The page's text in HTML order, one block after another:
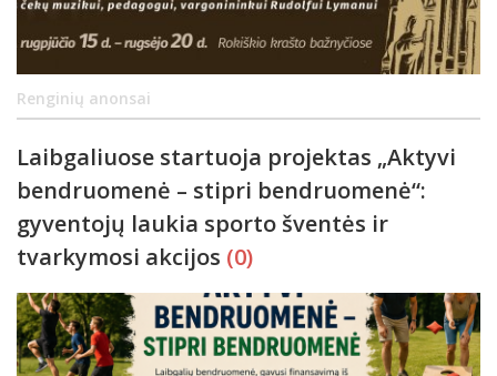
Renginių anonsai
Laibgaliuose startuoja projektas „Aktyvi
bendruomenė – stipri bendruomenė“:
gyventojų laukia sporto šventės ir
tvarkymosi akcijos (0)